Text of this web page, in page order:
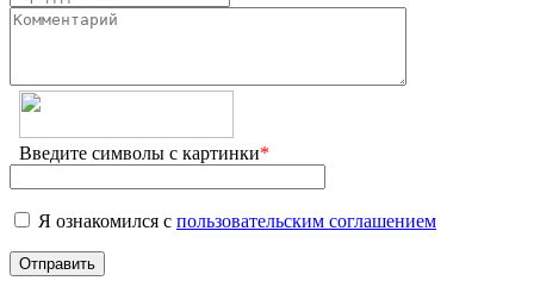
Введите символы с картинки*
Я ознакомился с пользовательским соглашением